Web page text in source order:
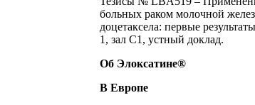
больных раком молочной
доцетаксела: первые
1, зал C1, устный доклад.
Об Элоксатине®
В Европе